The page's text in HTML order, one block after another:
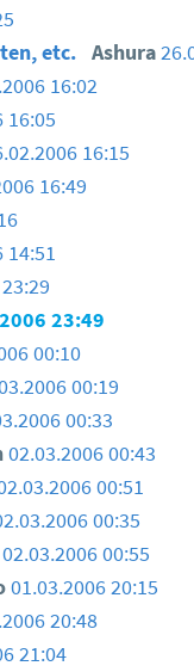
etc. Ashura
16:02
16:05
16:15
16:49
14:51
23:49
00:10
00:19
00:33
02.03.2006 00:43
00:51
00:35
02.03.2006 00:55
01.03.2006 20:15
20:48
21:04